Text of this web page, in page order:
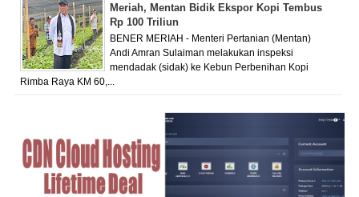
Meriah, Mentan Bidik Ekspor Kopi Tembus
Rp 100 Triliun
BENER MERIAH - Menteri Pertanian (Mentan)
Andi Amran Sulaiman melakukan inspeksi
mendadak (sidak) ke Kebun Perbenihan Kopi
Rimba Raya KM 60,...